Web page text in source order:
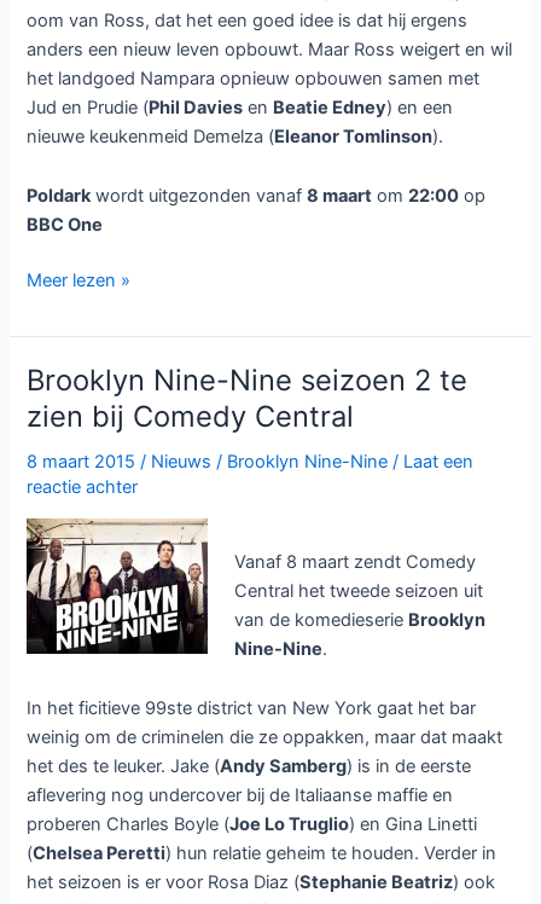
oom van Ross, dat het een goed idee is dat hij ergens
anders een nieuw leven opbouwt. Maar Ross weigert en wil
het landgoed Nampara opnieuw opbouwen samen met
Jud en Prudie (Phil Davies en Beatie Edney) en een
nieuwe keukenmeid Demelza (Eleanor Tomlinson).
Poldarkwordt uitgezonden vanaf8 maart om22:00 op
BBC One
Kostuumdrama
bij
BBC
One
Meer lezen »
Brooklyn Nine-Nine seizoen 2 te
zien bij Comedy Central
8 maart 2015/ Nieuws / Brooklyn Nine-Nine / Laat een
reactie achter
Vanaf 8 maart zendt Comedy
Central het tweede seizoen uit
van de komedieserie Brooklyn
Nine-Nine.
In het ficitieve 99ste district van New York gaat het bar
weinig om de criminelen die ze oppakken, maar dat maakt
het des te leuker. Jake (Andy Samberg) is in de eerste
aflevering nog undercover bij de Italiaanse maffie en
proberen Charles Boyle (Joe Lo Truglio) en Gina Linetti
(Chelsea Peretti) hun relatie geheim te houden. Verder in
het seizoen is er voor Rosa Diaz (Stephanie Beatriz) ook